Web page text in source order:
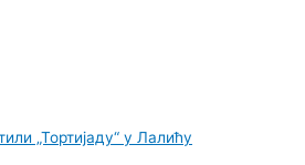
„Тортијаду“ у Лалићу